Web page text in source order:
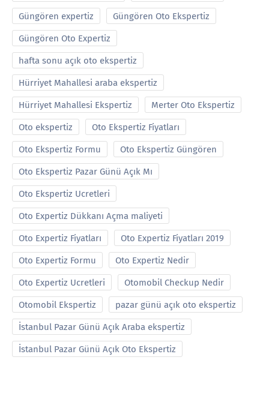
Güngören expertiz Güngören Oto Ekspertiz
Güngören Oto Expertiz
hafta sonu açık oto ekspertiz
Hürriyet Mahallesi araba ekspertiz
Hürriyet Mahallesi Ekspertiz Merter Oto Ekspertiz
Oto ekspertiz Oto Ekspertiz Fiyatları
Oto Ekspertiz Formu Oto Ekspertiz Güngören
Oto Ekspertiz Pazar Günü Açık Mı
Oto Ekspertiz Ucretleri
Oto Expertiz Dükkanı Açma maliyeti
Oto Expertiz Fiyatları Oto Expertiz Fiyatları 2019
Oto Expertiz Formu Oto Expertiz Nedir
Oto Expertiz Ucretleri Otomobil Checkup Nedir
Otomobil Ekspertiz pazar günü açık oto ekspertiz
İstanbul Pazar Günü Açık Araba ekspertiz
İstanbul Pazar Günü Açık Oto Ekspertiz